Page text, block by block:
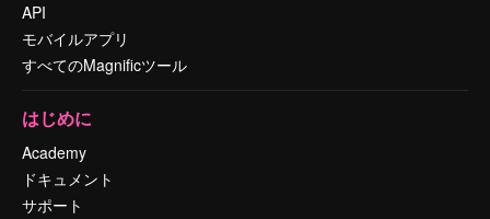
API
モバイルアプリ
すべてのMagnificツール
はじめに
Academy
ドキュメント
サポート